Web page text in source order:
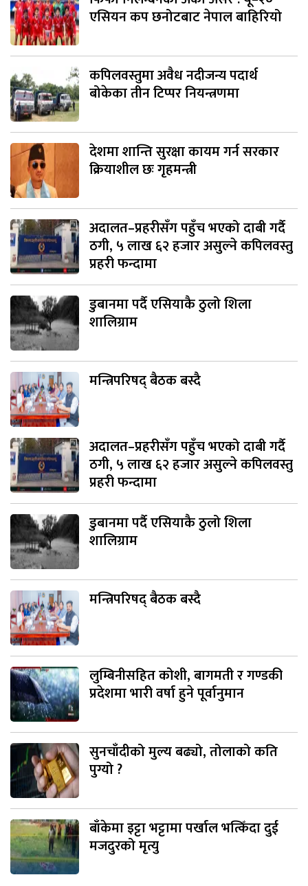
एसियन कप छनोटबाट नेपाल बाहिरियो
कपिलवस्तुमा अवैध नदीजन्य पदार्थ
बोकेका तीन टिप्पर नियन्त्रणमा
देशमा शान्ति सुरक्षा कायम गर्न सरकार
क्रियाशील छः गृहमन्त्री
अदालत–प्रहरीसँग पहुँच भएको दाबी गर्दै
ठगी, ५ लाख ६२ हजार असुल्ने कपिलवस्तु
प्रहरी फन्दामा
डुबानमा पर्दै एसियाकै ठुलो शिला
शालिग्राम
मन्त्रिपरिषद् बैठक बस्दै
अदालत–प्रहरीसँग पहुँच भएको दाबी गर्दै
ठगी, ५ लाख ६२ हजार असुल्ने कपिलवस्तु
प्रहरी फन्दामा
डुबानमा पर्दै एसियाकै ठुलो शिला
शालिग्राम
मन्त्रिपरिषद् बैठक बस्दै
लुम्बिनीसहित कोशी, बागमती र गण्डकी
प्रदेशमा भारी वर्षा हुने पूर्वानुमान
सुनचाँदीको मुल्य बढ्यो, तोलाको कति
पुग्यो ?
बाँकेमा इट्टा भट्टामा पर्खाल भत्किँदा दुई
मजदुरको मृत्यु